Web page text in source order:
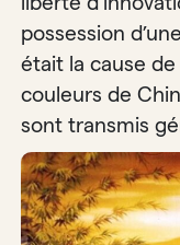
possession
était la cause
couleurs de
sont transmis